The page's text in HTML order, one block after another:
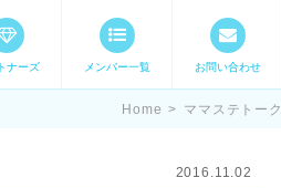
ステ スキル・
ナーズ メンバー一覧 お問い合わせ
Home > ママステトーク
2016.11.02